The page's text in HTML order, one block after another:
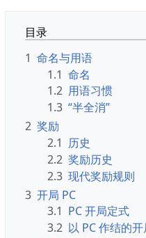
目录
1 命名与用语
1.1 命名
1.2 用语习惯
1.3 “半全消”
2 奖励
2.1 历史
2.2 奖励历史
2.3 现代奖励规则
3 开局 PC
3.1 PC 开局定式
3.2 以 PC 作结的